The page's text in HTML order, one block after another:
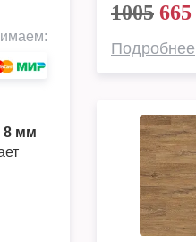
8 мм
1005 665
Подробнее